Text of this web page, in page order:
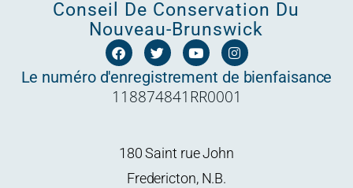
Conseil De Conservation Du
Nouveau-Brunswick
F
a
c
e
b
T
w
i
t
t
Y
o
u
t
u
I
n
s
t
a
Le numéro d'enregistrement de bienfaisance
118874841RR0001
180 Saint rue John
Fredericton, N.B.